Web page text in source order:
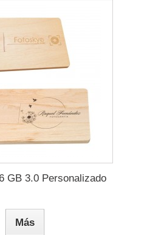
GB 3.0 Personalizado
Más